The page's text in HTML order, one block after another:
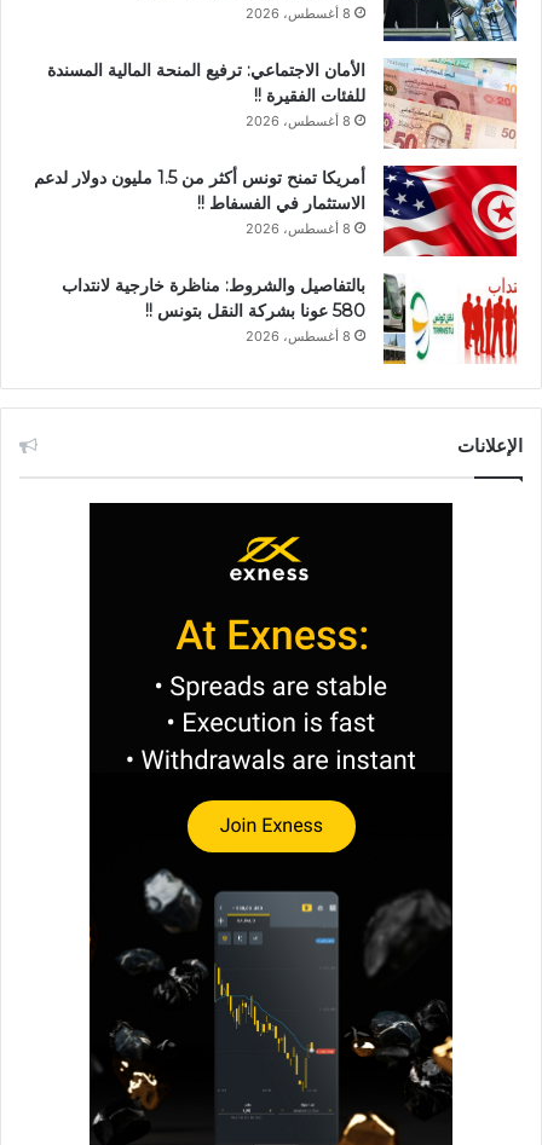
8 أغسطس، 2026
الأمان الاجتماعي: ترفيع المنحة المالية المسندة
للفئات الفقيرة !!
8 أغسطس، 2026
أمريكا تمنح تونس أكثر من 1.5 مليون دولار لدعم
الاستثمار في الفسفاط !!
8 أغسطس، 2026
بالتفاصيل والشروط: مناظرة خارجية لانتداب
580 عونا بشركة النقل بتونس !!
8 أغسطس، 2026
الإعلانات